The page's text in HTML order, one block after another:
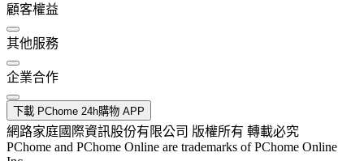
顧客權益
其他服務
企業合作
下載 PChome 24h購物 APP
網路家庭國際資訊股份有限公司 版權所有 轉載必究
PChome and PChome Online are trademarks of PChome Online